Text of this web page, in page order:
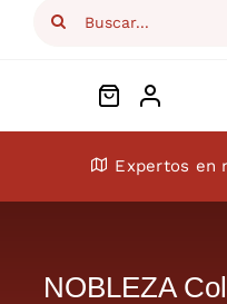
Search
ConócenosExpertos en
NOBLEZA